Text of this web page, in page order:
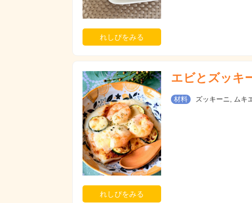
れしぴをみる
れしぴをみる
エビとズッキ
材料 ズッキーニ, ムキ